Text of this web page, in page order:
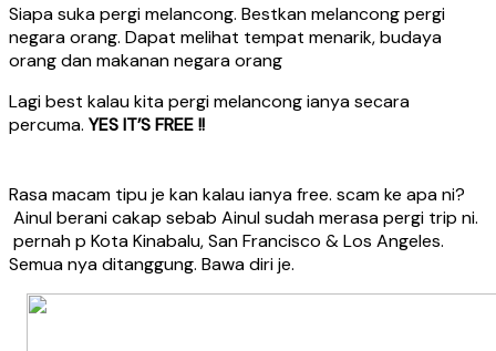
Siapa suka pergi melancong. Bestkan melancong pergi
negara orang. Dapat melihat tempat menarik, budaya
orang dan makanan negara orang
Lagi best kalau kita pergi melancong ianya secara
percuma. YES IT’S FREE !!
Rasa macam tipu je kan kalau ianya free. scam ke apa ni?
Ainul berani cakap sebab Ainul sudah merasa pergi trip ni.
pernah p Kota Kinabalu, San Francisco & Los Angeles.
Semua nya ditanggung. Bawa diri je.